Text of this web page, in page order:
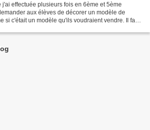
effectuée plusieurs fois en 6ème et 5ème
aux élèves de décorer un modèle de
si c'était un modèle qu'ils voudraient vendre. Il faut